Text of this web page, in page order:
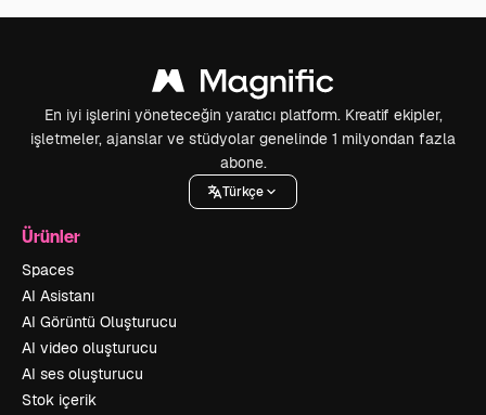
En iyi işlerini yöneteceğin yaratıcı platform. Kreatif ekipler,
işletmeler, ajanslar ve stüdyolar genelinde 1 milyondan fazla
abone.
Türkçe
Ürünler
Spaces
AI Asistanı
AI Görüntü Oluşturucu
AI video oluşturucu
AI ses oluşturucu
Stok içerik